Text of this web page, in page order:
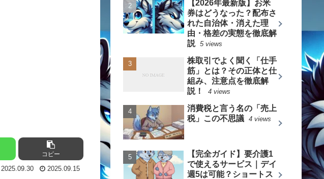
コピー
2025.09.30 2025.09.15
【2026年最新版】お米
券はどうなった？配布さ
れた自治体・消えた理
由・格差の実態を徹底解
説 5 views
株取引でよく聞く「仕手
筋」とは？その正体と仕
組み、注意点を徹底解
説！
4 views
消費税と言う名の「売上
税」この不思議 4 views
【完全ガイド】要介護1
で使えるサービス｜デイ
週5は可能？ショートス